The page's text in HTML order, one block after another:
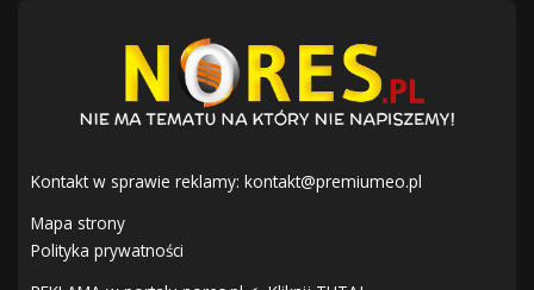
Kontakt w sprawie reklamy: kontakt@premiumeo.pl
Mapa strony
Polityka prywatności